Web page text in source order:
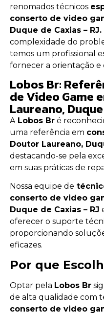
renomados técnicos
conserto de video
Duque de Caxias – RJ.
complexidade do
temos um profissional
fornecer a orientação e
Lobos Br:
de Video Game
Laureano,
ALobos Br é
uma referência em
Doutor Laureano,
destacando-se pela
em suas práticas de
Nossa equipe de
conserto de video
Duque de Caxias – RJ
oferecer o suporte
proporcionando
eficazes.
Por que
Optar pela Lobos Br
de alta qualidade com
conserto de video